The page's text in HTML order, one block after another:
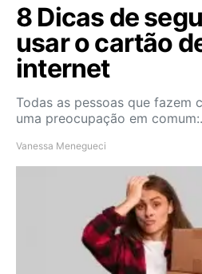
8 Dicas de
usar o cartão
internet
Todas as pessoas que fazem
uma preocupação em
Vanessa Menegueci